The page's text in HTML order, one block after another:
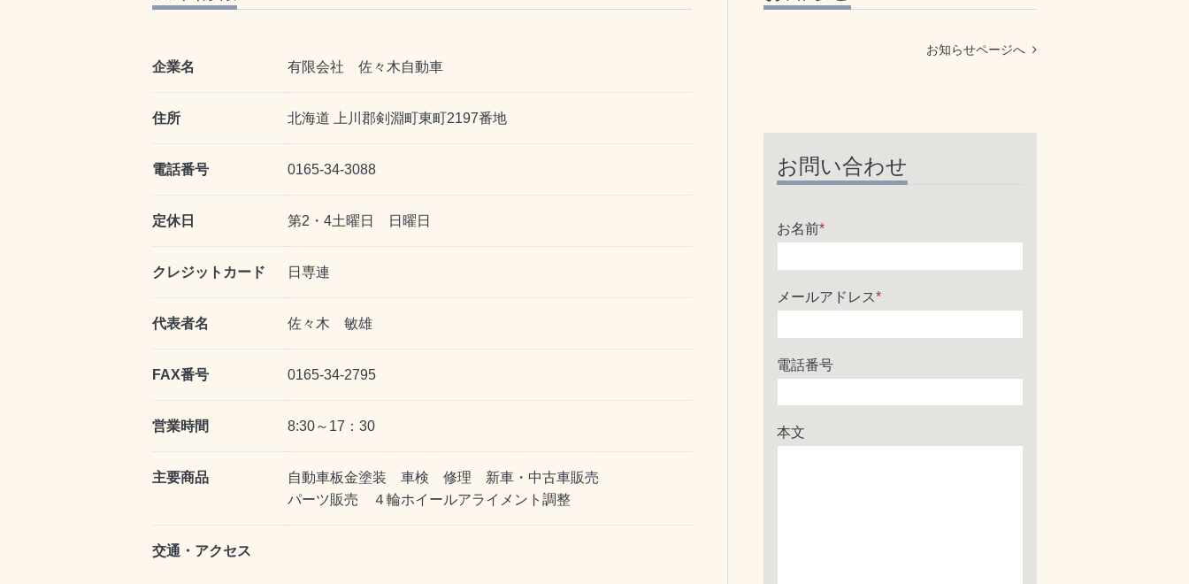
企業名 有限会社 佐々木自動車
住所 北海道 上川郡剣淵町東町2197番地
電話番号 0165-34-3088
定休日 第2・4土曜日 日曜日
クレジットカード 日専連
代表者名 佐々木 敏雄
FAX番号 0165-34-2795
営業時間 8:30～17：30
主要商品
自動車板金塗装 車検 修理 新車・中古車販売
パーツ販売 ４輪ホイールアライメント調整
交通・アクセス
お知らせページへ
お問い合わせ
お名前*
メールアドレス*
電話番号
本文